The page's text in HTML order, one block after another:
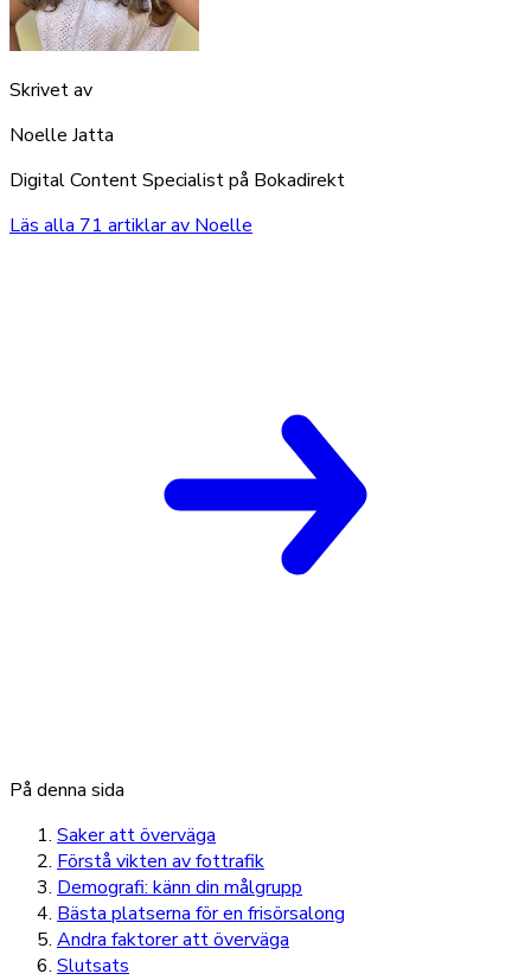
Skrivet av
Noelle Jatta
Digital Content Specialist på Bokadirekt
Läs alla 71 artiklar av Noelle
På denna sida
Saker att överväga
Förstå vikten av fottrafik
Demografi: känn din målgrupp
Bästa platserna för en frisörsalong
Andra faktorer att överväga
Slutsats